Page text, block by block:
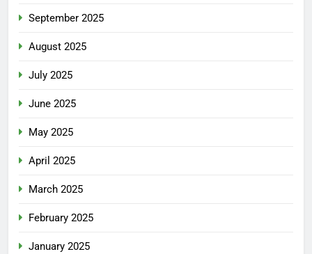
September 2025
August 2025
July 2025
June 2025
May 2025
April 2025
March 2025
February 2025
January 2025